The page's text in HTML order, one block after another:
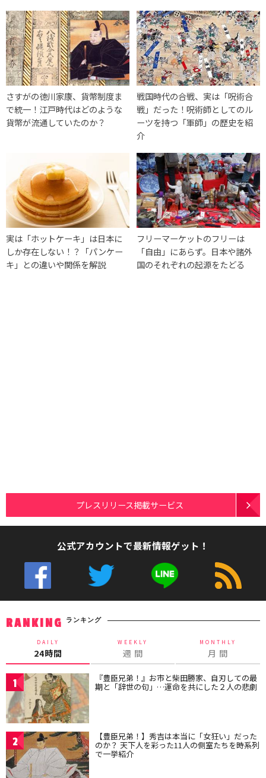
さすがの徳川家康、貨幣制度ま
で統一！江戸時代はどのような
貨幣が流通していたのか？
戦国時代の合戦、実は「呪術合
戦」だった！呪術師としてのル
ーツを持つ「軍師」の歴史を紹
介
実は「ホットケーキ」は日本に
しか存在しない！？「パンケー
キ」との違いや関係を解説
フリーマーケットのフリーは
「自由」にあらず。日本や諸外
国のそれぞれの起源をたどる
プレスリリース掲載サービス
公式アカウントで最新情報ゲット！
RANKING ランキング
DAILY
24時間
WEEKLY
週 間
MONTHLY
月 間
1 『豊臣兄弟！』お市と柴田勝家、自刃しての最
期と「辞世の句」…運命を共にした２人の悲劇
2 【豊臣兄弟！】秀吉は本当に「女狂い」だった
のか？ 天下人を彩った11人の側室たちを時系列
で一挙紹介